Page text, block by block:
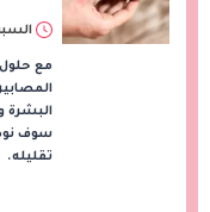
السبت 29/نوفمبر/
مع
البشرة
سوف
تقليله.